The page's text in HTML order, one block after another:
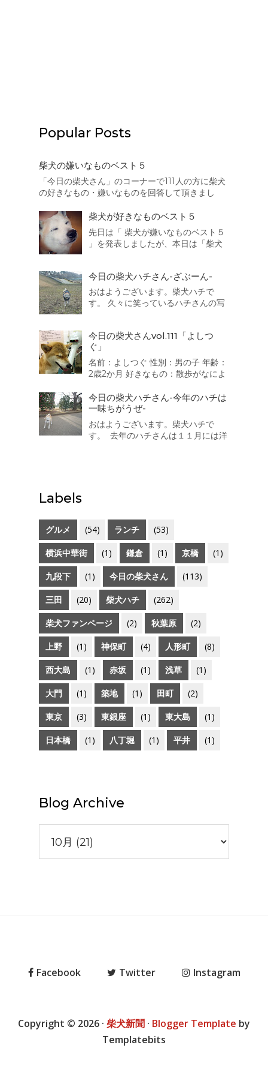
Popular Posts
柴犬の嫌いなものベスト５
「今日の柴犬さん」のコーナーで111人の方に柴犬
の好きなもの・嫌いなものを回答して頂きまし
は柴犬の嫌いなものベスト５を発表したいと思い
ます。 それでは発表致します。 第5位
は・・・・・・・・・ 猫 散歩の途中でよく出会...
柴犬が好きなものベスト５
先日は「 柴犬が嫌いなものベスト５
」を発表しましたが、本日は「柴犬
す。 第5位は・・・・・・・・・ 車
でお出かけ 靴下 人間 同得票数が３
つもありました。うちの子も靴下が
今日の柴犬ハチさん-ざぶーん-
おはようございます。柴犬ハチで
す。 久々に笑っているハチさんの写
バス「スカイダック」に遭遇！ ざぶ
ーん。一度乗ってみたいなっ
今日の柴犬さんvol.111「よしつ
ぐ」
名前：よしつぐ 性別：男の子 年齢：
2歳2か月 好きなもの：散歩がなによ
みなり、不快な音 靴で地面をこす
る音が嫌いで、おびえます。 一言：
人が好きで誰にでもなつきます、特
に男のお子さん、おばさまが好きで
す。 「柴犬が好き！」をカ...
今日の柴犬ハチさん-今年のハチは
一味ちがうぜ-
おはようございます。柴犬ハチで
す。 去年のハチさんは１１月には洋
Labels
グルメ (54) ランチ (53)
横浜中華街 (1) 鎌倉 (1) 京橋 (1)
九段下 (1) 今日の柴犬さん (113)
三田 (20) 柴犬ハチ (262)
柴犬ファンページ (2) 秋葉原 (2)
上野 (1) 神保町 (4) 人形町 (8)
西大島 (1) 赤坂 (1) 浅草 (1)
大門 (1) 築地 (1) 田町 (2)
東京 (3) 東銀座 (1) 東大島 (1)
日本橋 (1) 八丁堀 (1) 平井 (1)
Blog Archive
Facebook Twitter Instagram
Copyright © 2026 · 柴犬新聞 · Blogger Template by
Templatebits